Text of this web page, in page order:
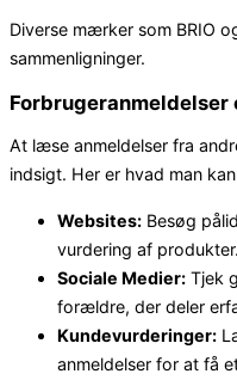
Diverse mærker som BRIO
sammenligninger.
Forbrugeranmeldelser
At læse anmeldelser fra
indsigt. Her er hvad man
Websites: Besøg
vurdering af produkter.
Sociale Medier: Tjek
forældre, der deler
Kundevurderinger:
anmeldelser for at få